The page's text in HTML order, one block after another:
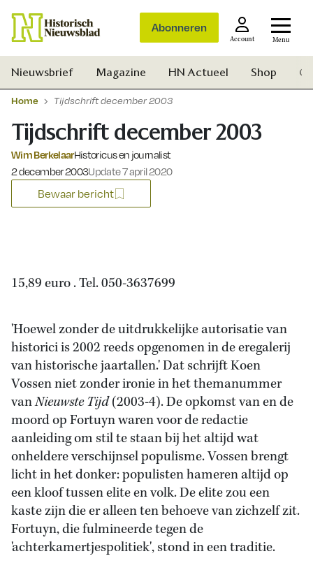
Abonneren
Account Menu
Nieuwsbrief Magazine HN Actueel Shop
Home Tijdschrift december 2003
Tijdschrift december 2003
Wim BerkelaarHistoricus en journalist
Gepubliceerd op:
2 december 2003Update 7 april 2020
Bewaar bericht
15,89 euro . Tel. 050-3637699
'Hoewel zonder de uitdrukkelijke autorisatie van
historici is 2002 reeds opgenomen in de eregalerij
van historische jaartallen.' Dat schrijft Koen
Vossen niet zonder ironie in het themanummer
vanNieuwste Tijd(2003-4). De opkomst van en de
moord op Fortuyn waren voor de redactie
aanleiding om stil te staan bij het altijd wat
onheldere verschijnsel populisme. Vossen brengt
licht in het donker: populisten hameren altijd op
een kloof tussen elite en volk. De elite zou een
kaste zijn die er alleen ten behoeve van zichzelf zit.
Fortuyn, die fulmineerde tegen de
'achterkamertjespolitiek', stond in een traditie.